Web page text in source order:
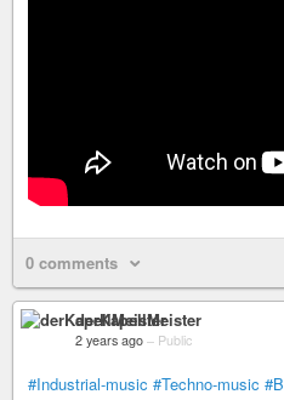
0 comments
derKapellMeister
2 years ago – Public
#Industrial-music #Techno-music